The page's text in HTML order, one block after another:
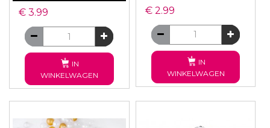
€ 3.99
IN
WINKELWAGEN
€ 2.99
IN
WINKELWAGEN